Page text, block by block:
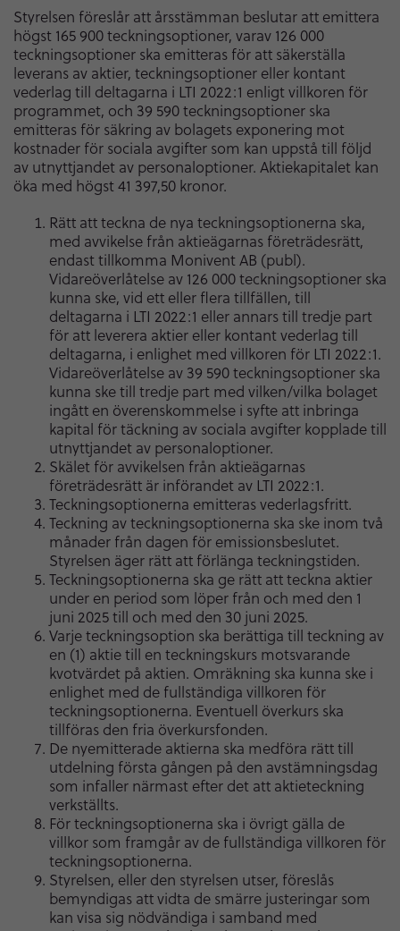
Styrelsen föreslår att årsstämman beslutar att emittera
högst 165 900 teckningsoptioner, varav 126 000
teckningsoptioner ska emitteras för att säkerställa
leverans av aktier, teckningsoptioner eller kontant
vederlag till deltagarna i LTI 2022:1 enligt villkoren för
programmet, och 39 590 teckningsoptioner ska
emitteras för säkring av bolagets exponering mot
kostnader för sociala avgifter som kan uppstå till följd
av utnyttjandet av personaloptioner. Aktiekapitalet kan
öka med högst 41 397,50 kronor.
Rätt att teckna de nya teckningsoptionerna ska,
med avvikelse från aktieägarnas företrädesrätt,
endast tillkomma Monivent AB (publ).
Vidareöverlåtelse av 126 000 teckningsoptioner ska
kunna ske, vid ett eller flera tillfällen, till
deltagarna i LTI 2022:1 eller annars till tredje part
för att leverera aktier eller kontant vederlag till
deltagarna, i enlighet med villkoren för LTI 2022:1.
Vidareöverlåtelse av 39 590 teckningsoptioner ska
kunna ske till tredje part med vilken/vilka bolaget
ingått en överenskommelse i syfte att inbringa
kapital för täckning av sociala avgifter kopplade till
utnyttjandet av personaloptioner.
Skälet för avvikelsen från aktieägarnas
företrädesrätt är införandet av LTI 2022:1.
Teckningsoptionerna emitteras vederlagsfritt.
Teckning av teckningsoptionerna ska ske inom två
månader från dagen för emissionsbeslutet.
Styrelsen äger rätt att förlänga teckningstiden.
Teckningsoptionerna ska ge rätt att teckna aktier
under en period som löper från och med den 1
juni 2025 till och med den 30 juni 2025.
Varje teckningsoption ska berättiga till teckning av
en (1) aktie till en teckningskurs motsvarande
kvotvärdet på aktien. Omräkning ska kunna ske i
enlighet med de fullständiga villkoren för
teckningsoptionerna. Eventuell överkurs ska
tillföras den fria överkursfonden.
De nyemitterade aktierna ska medföra rätt till
utdelning första gången på den avstämningsdag
som infaller närmast efter det att aktieteckning
verkställts.
För teckningsoptionerna ska i övrigt gälla de
villkor som framgår av de fullständiga villkoren för
teckningsoptionerna.
Styrelsen, eller den styrelsen utser, föreslås
bemyndigas att vidta de smärre justeringar som
kan visa sig nödvändiga i samband med